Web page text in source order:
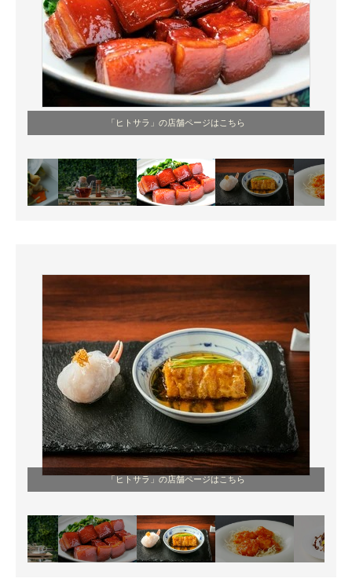
「ヒトサラ」の店舗ページはこちら
「ヒトサラ」の店舗ページはこちら